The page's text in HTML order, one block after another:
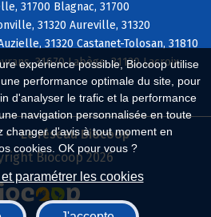
expérience possible, Biocoop utilise
performance optimale du site, pour
d'analyser le trafic et la performance
navigation personnalisée en toute
changer d'avis à tout moment en
cookies. OK pour vous ?
paramétrer les cookies
31700 Blagnac, 31700
31320 Aureville, 31320
31320 Castanet-Tolosan, 31810
31670 Labège, 31120 Lacroix-
Le réseau Biocoop
Biocoop 2026